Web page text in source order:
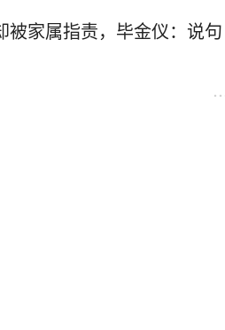
被家属指责，毕金仪：说句